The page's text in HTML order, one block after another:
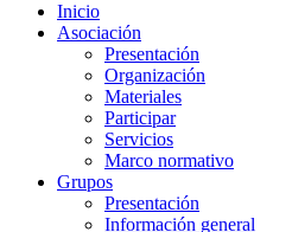
Inicio
Asociación
Presentación
Organización
Materiales
Participar
Servicios
Marco normativo
Grupos
Presentación
Información general